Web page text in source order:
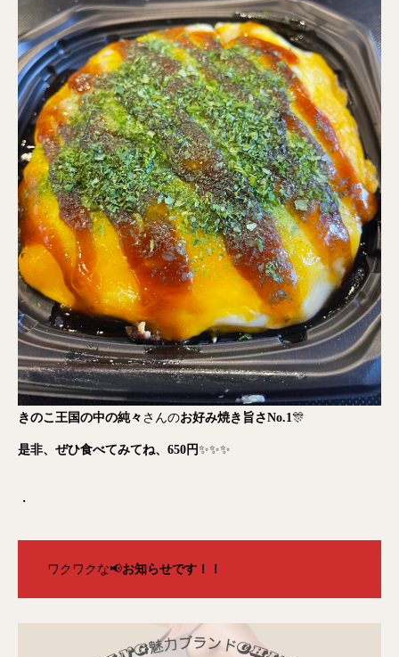
きのこ王国の中の純々 さんのお好み焼き旨さNo.1 🎊
是非、ぜひ食べてみてね、650円✨✨✨
・
ワクワクな📢お知らせです！！